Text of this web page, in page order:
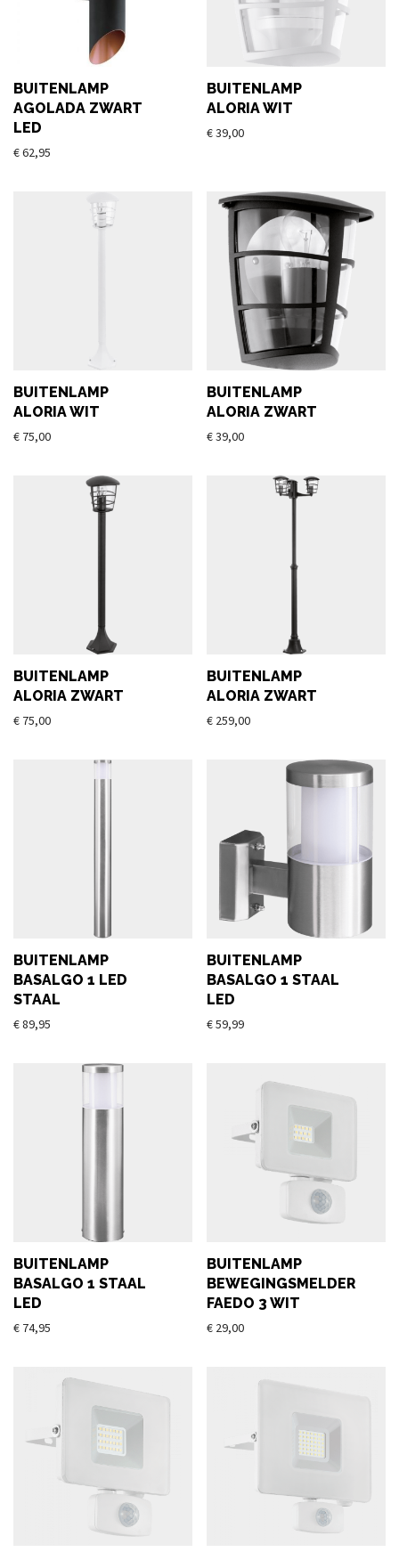
BUITENLAMP
AGOLADA ZWART
LED
€62,95
BUITENLAMP
ALORIA WIT
€39,00
BUITENLAMP
ALORIA WIT
€ 75,00
BUITENLAMP
ALORIA ZWART
€39,00
BUITENLAMP
ALORIA ZWART
€ 75,00
BUITENLAMP
ALORIA ZWART
€ 259,00
BUITENLAMP
BASALGO 1 LED
STAAL
€89,95
BUITENLAMP
BASALGO 1 STAAL
LED
€59,99
BUITENLAMP
BASALGO 1 STAAL
LED
€ 74,95
BUITENLAMP
BEWEGINGSMELDER
FAEDO 3 WIT
€ 29,00